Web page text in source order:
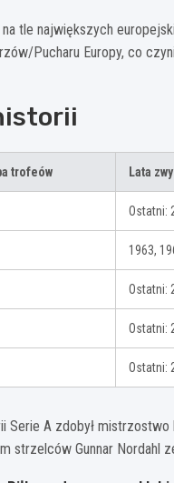
tle największych
Pucharu Europy, co
trofeów Lata
Ostatni:
1963,
Ostatni:
Ostatni:
Ostatni:
Serie A zdobył
strzelców Gunnar Nordahl